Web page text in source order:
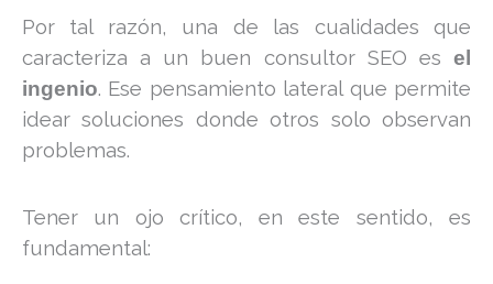
Por tal razón, una de las cualidades que
caracteriza a un buen consultor SEO es el
ingenio. Ese pensamiento lateral que permite
idear soluciones donde otros solo observan
problemas.
Tener un ojo crítico, en este sentido, es
fundamental: